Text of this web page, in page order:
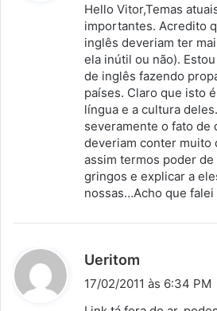
s
e
:
Hello Vitor,Temas
importantes. Acredito
inglês deveriam ter
ela inútil ou não).
de inglês fazendo
países. Claro que isto
língua e a cultura
severamente o fato de
deveriam conter muito
assim termos poder
gringos e explicar a
nossas…Acho que
Ueritom
i
17/02/2011 às 6:34 PM